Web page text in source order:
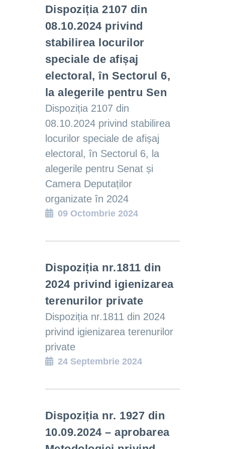
Dispoziția 2107 din
08.10.2024 privind
stabilirea locurilor
speciale de afișaj
electoral, în Sectorul 6,
la alegerile pentru Sen
Dispoziția 2107 din
08.10.2024 privind stabilirea
locurilor speciale de afișaj
electoral, în Sectorul 6, la
alegerile pentru Senat și
Camera Deputaților
organizate în 2024
09 Octombrie 2024
Dispoziția nr.1811 din
2024 privind igienizarea
terenurilor private
Dispoziția nr.1811 din 2024
privind igienizarea terenurilor
private
24 Septembrie 2024
Dispoziția nr. 1927 din
10.09.2024 – aprobarea